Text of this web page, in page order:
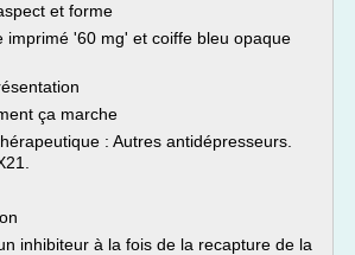
et forme
imprimé '60 mg' et coiffe bleu opaque
ça marche
: Autres antidépresseurs.
inhibiteur à la fois de la recapture de la